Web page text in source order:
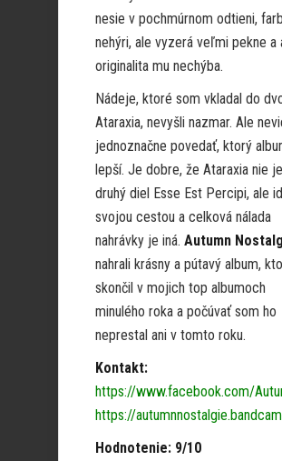
nesie v pochmúrnom odtieni,
nehýri, ale vyzerá veľmi pekne a
originalita mu nechýba.
Nádeje, ktoré som vkladal do
Ataraxia, nevyšli nazmar. Ale
jednoznačne povedať, ktorý
lepší. Je dobre, že Ataraxia nie je
druhý diel Esse Est Percipi, ale
svojou cestou a celková nálada
nahrávky je iná. Autumn
nahrali krásny a pútavý album,
skončil v mojich top albumoch
minulého roka a počúvať som ho
neprestal ani v tomto roku.
Kontakt:
https://www.facebook.com/
https://
Hodnotenie: 9/10